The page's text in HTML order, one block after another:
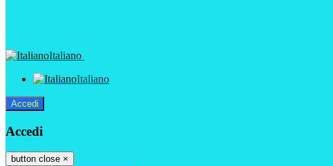
Italiano
Italiano
Accedi
Accedi
button close ×